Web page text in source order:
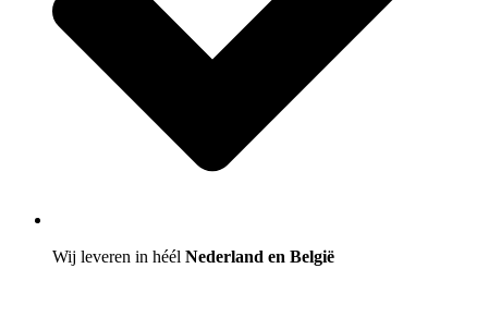
Wij leveren in héél Nederland en België